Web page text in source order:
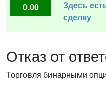
0.00
Здесь
сделку
Отказ от
Торговля бинарными